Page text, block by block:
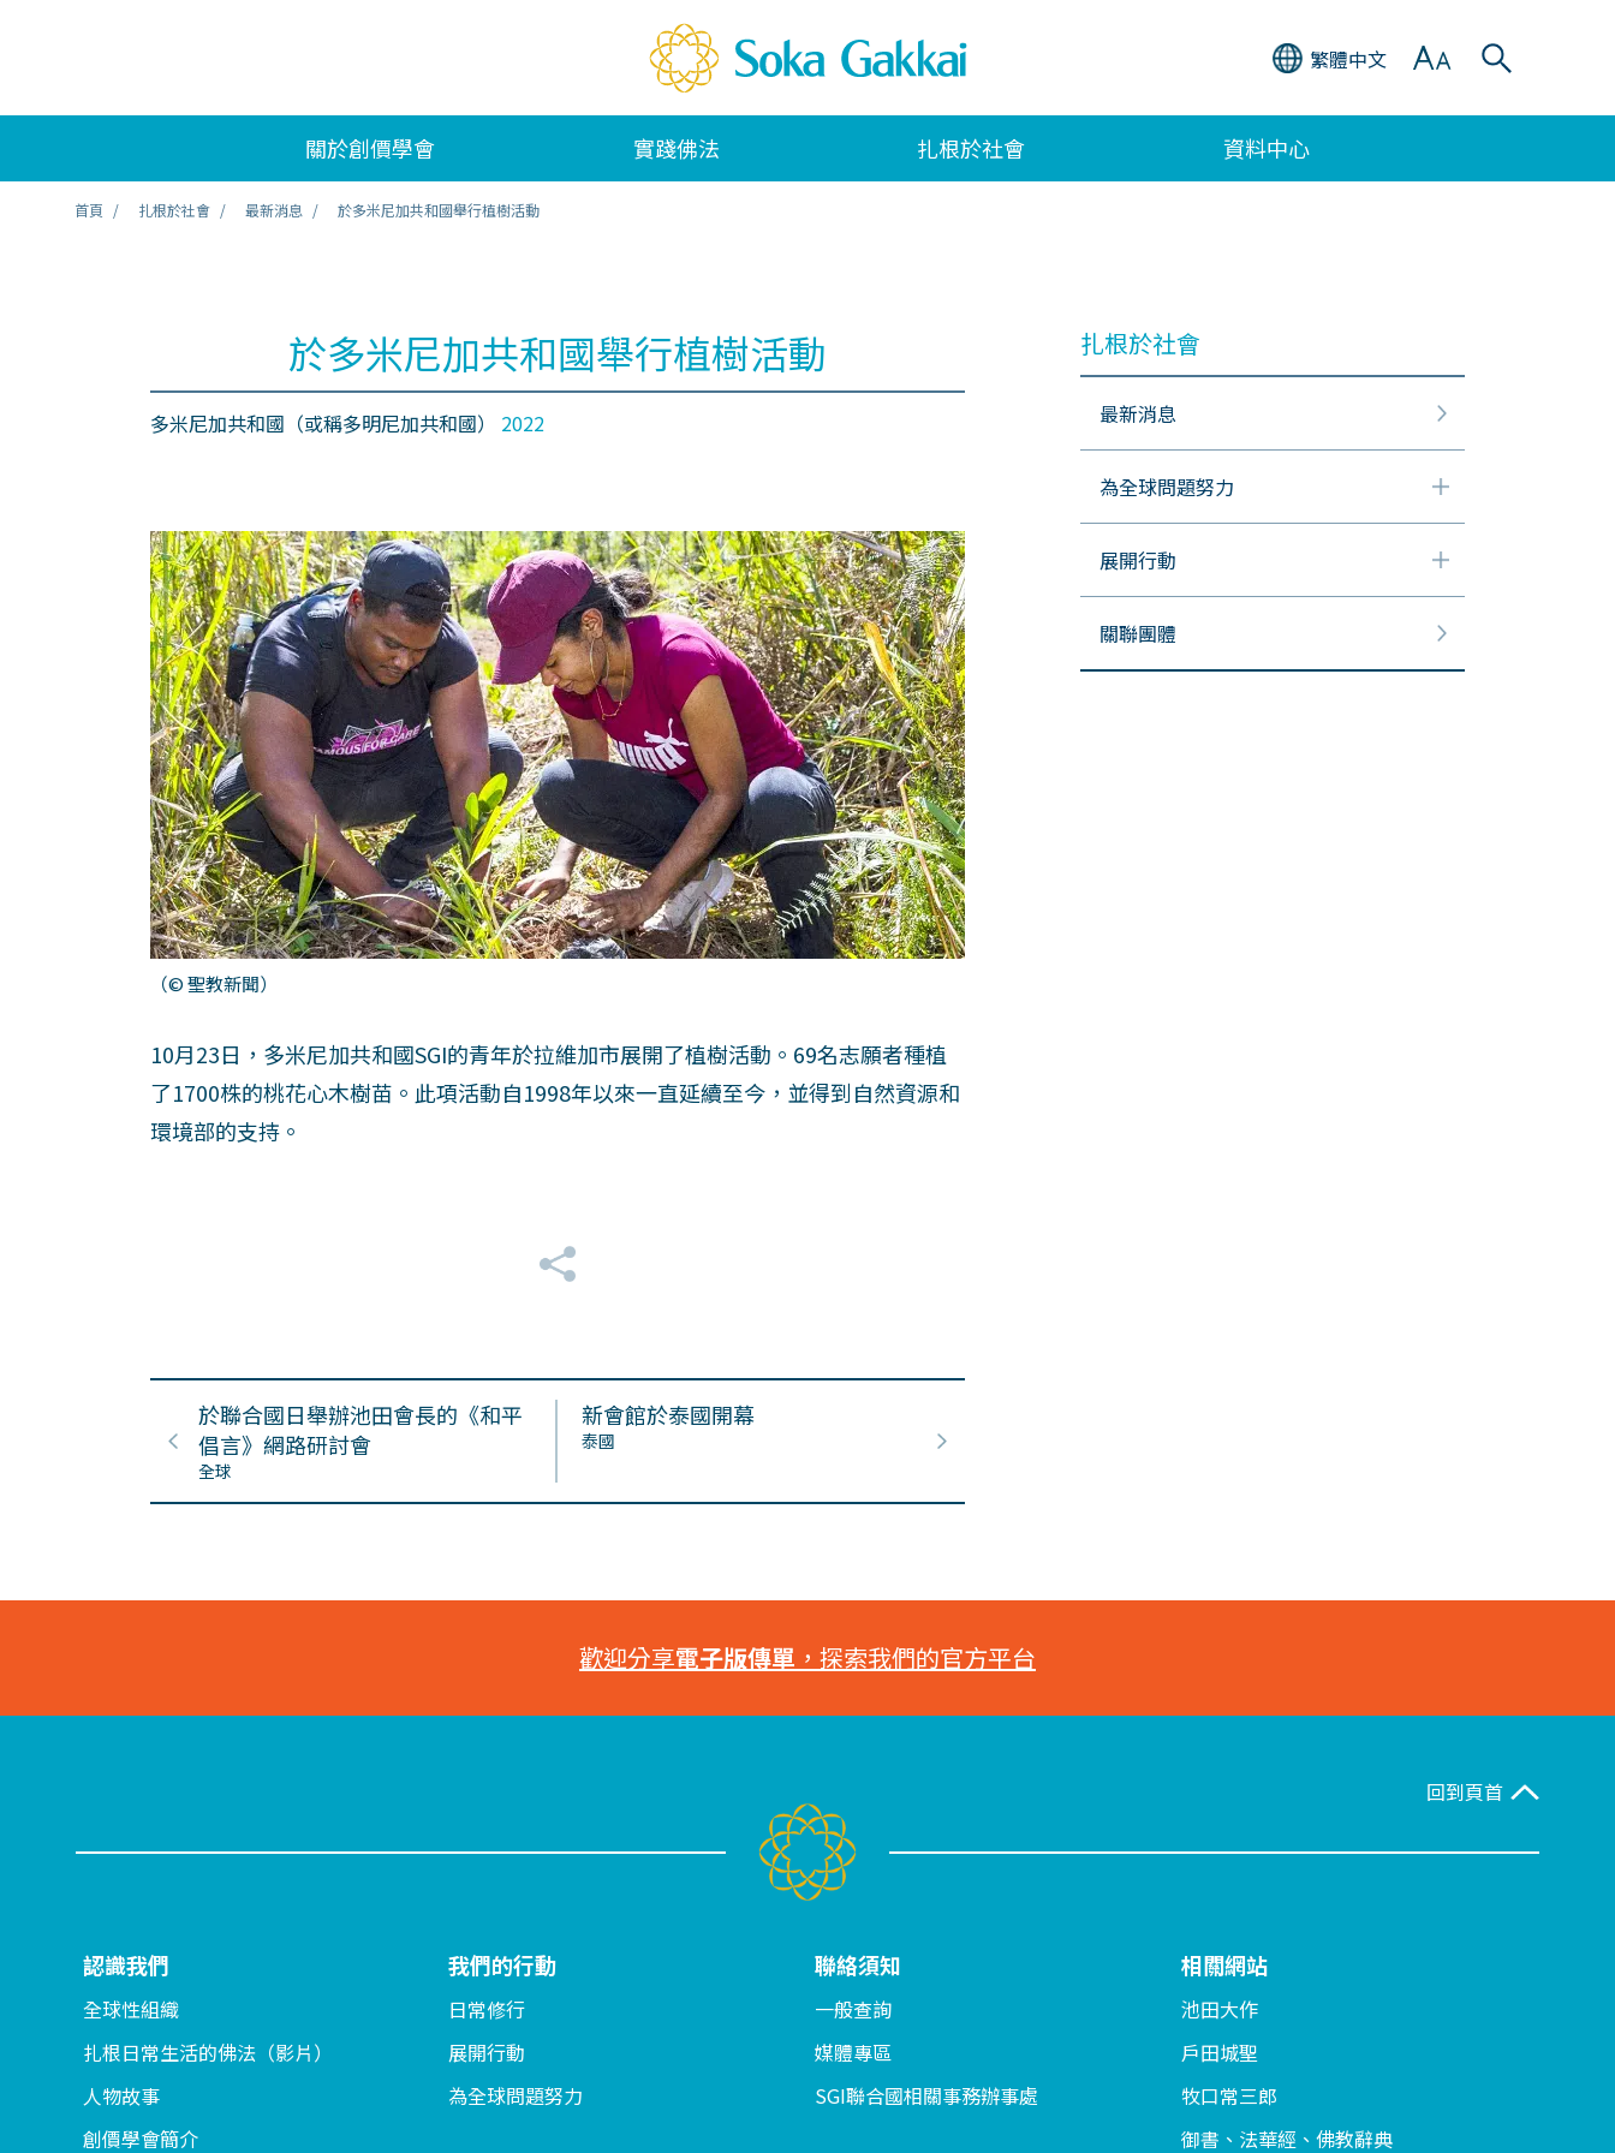
繁體中文
關於創價學會 實踐佛法 扎根於社會 資料中心
首頁 扎根於社會 最新消息 於多米尼加共和國舉行植樹活動
於多米尼加共和國舉行植樹活動
多米尼加共和國（或稱多明尼加共和國） 2022
（© 聖教新聞）
10月23日，多米尼加共和國SGI的青年於拉維加市展開了植樹活動。69名志願者種植
了1700株的桃花心木樹苗。此項活動自1998年以來一直延續至今，並得到自然資源和
環境部的支持。
於聯合國日舉辦池田會長的《和平
倡言》網路研討會
全球
新會館於泰國開幕
泰國
扎根於社會
最新消息
為全球問題努力
展開行動
關聯團體
歡迎分享電子版傳單 ，探索我們的官方平台
回到頁首
認識我們
全球性組織
扎根日常生活的佛法（影片）
人物故事
創價學會簡介
我們的行動
日常修行
展開行動
為全球問題努力
聯絡須知
一般查詢
媒體專區
SGI聯合國相關事務辦事處
相關網站
池田大作
戶田城聖
牧口常三郎
御書、法華經、佛教辭典